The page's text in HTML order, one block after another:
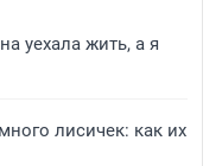
уехала жить, а я
лисичек: как их